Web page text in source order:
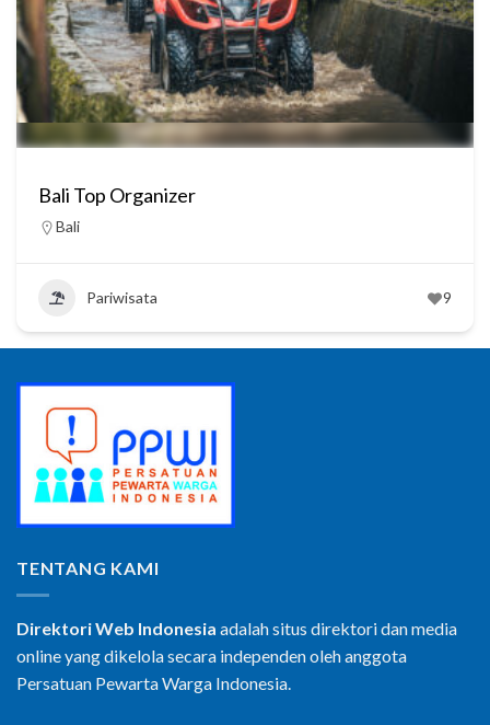
Bali Top Organizer
Bali
Pariwisata 9
TENTANG KAMI
Direktori Web Indonesia adalah situs direktori dan media
online yang dikelola secara independen oleh anggota
Persatuan Pewarta Warga Indonesia.